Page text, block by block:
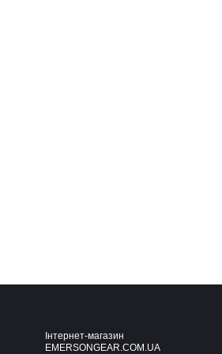
Інтернет-магазин
EMERSONGEAR.COM.UA